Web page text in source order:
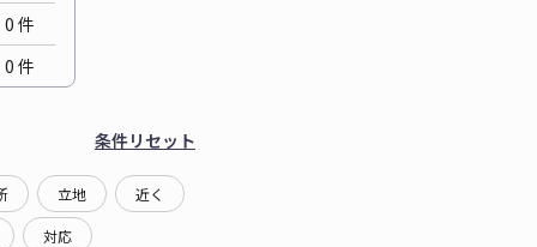
0 件
0 件
条件リセット
立地 近く
対応